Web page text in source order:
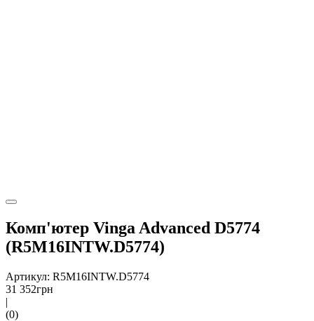
Комп'ютер Vinga Advanced D5774
(R5M16INTW.D5774)
Артикул: R5M16INTW.D5774
31 352грн
|
(0)